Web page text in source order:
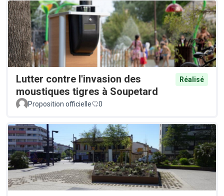
Lutter contre l'invasion des
moustiques tigres à Soupetard
Réalisé
Proposition officielle 0